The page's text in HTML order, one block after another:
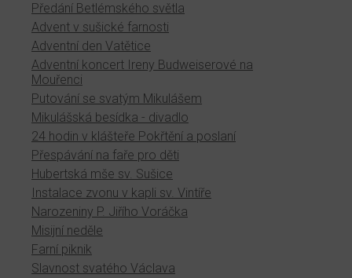
Předání Betlémského světla
Advent v sušické farnosti
Adventní den Vatětice
Adventní koncert Ireny Budweiserové na
Mouřenci
Putování se svatým Mikulášem
Mikulášská besídka - divadlo
24 hodin v klášteře Pokřtění a poslaní
Přespávání na faře pro děti
Hubertská mše sv. Sušice
Instalace zvonu v kapli sv. Vintíře
Narozeniny P. Jiřího Voráčka
Misijní neděle
Farní piknik
Slavnost svatého Václava